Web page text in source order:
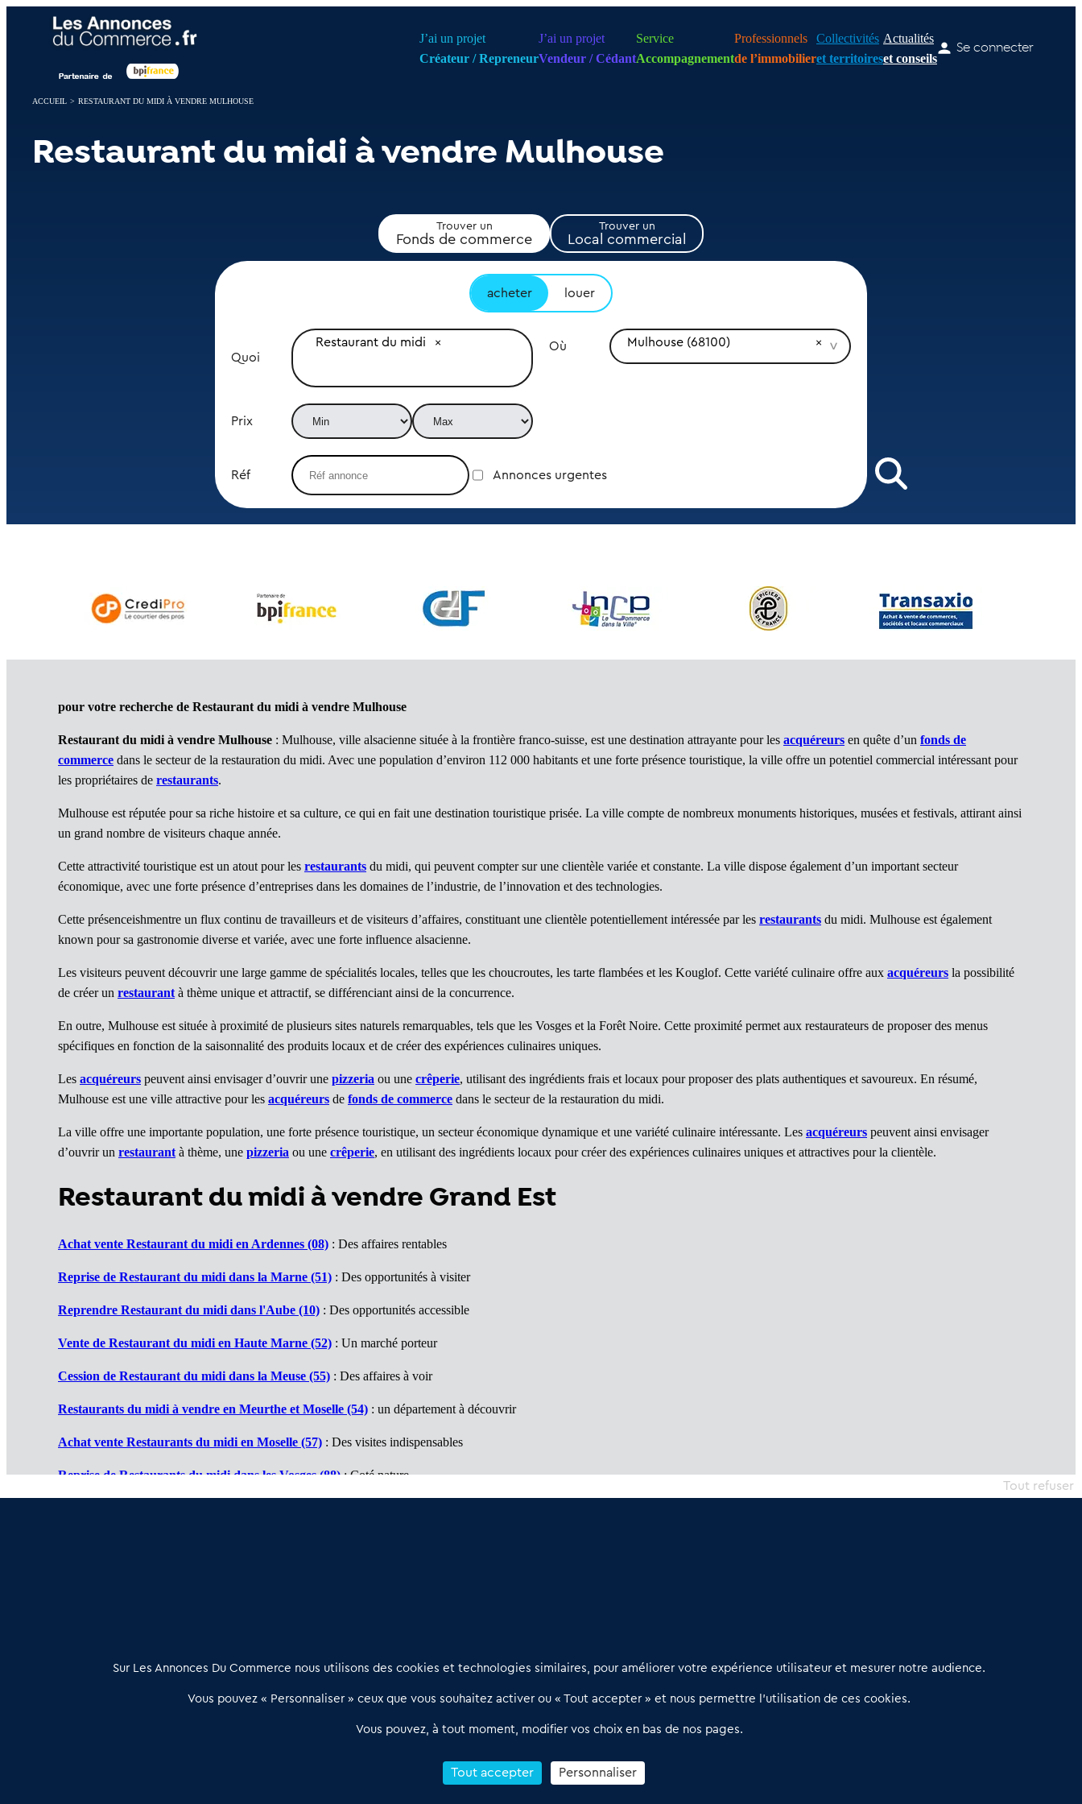
J’ai un projet
Créateur / Repreneur
J’ai un projet
Vendeur / Cédant
Service
Accompagnement
Professionnels
de l’immobilier
Collectivités
et territoires
Actualités
et conseils
Se connecter
ACCUEIL > RESTAURANT DU MIDI À VENDRE MULHOUSE
Restaurant du midi à vendre Mulhouse
Trouver un
Fonds de commerce
Trouver un
Local commercial
acheter louer
Quoi
Restaurant du midi Où Mulhouse (68100)
Prix
Réf Annonces urgentes
pour votre recherche de Restaurant du midi à vendre Mulhouse
Restaurant du midi à vendre Mulhouse : Mulhouse, ville alsacienne située à la frontière franco-suisse, est une destination attrayante pour les acquéreurs en quête d’un fonds de
commerce dans le secteur de la restauration du midi. Avec une population d’environ 112 000 habitants et une forte présence touristique, la ville offre un potentiel commercial intéressant pour
les propriétaires de restaurants.
Mulhouse est réputée pour sa riche histoire et sa culture, ce qui en fait une destination touristique prisée. La ville compte de nombreux monuments historiques, musées et festivals, attirant ainsi
un grand nombre de visiteurs chaque année.
Cette attractivité touristique est un atout pour les restaurants du midi, qui peuvent compter sur une clientèle variée et constante. La ville dispose également d’un important secteur
économique, avec une forte présence d’entreprises dans les domaines de l’industrie, de l’innovation et des technologies.
Cette présenceishmentre un flux continu de travailleurs et de visiteurs d’affaires, constituant une clientèle potentiellement intéressée par les restaurants du midi. Mulhouse est également
known pour sa gastronomie diverse et variée, avec une forte influence alsacienne.
Les visiteurs peuvent découvrir une large gamme de spécialités locales, telles que les choucroutes, les tarte flambées et les Kouglof. Cette variété culinaire offre aux acquéreurs la possibilité
de créer un restaurant à thème unique et attractif, se différenciant ainsi de la concurrence.
En outre, Mulhouse est située à proximité de plusieurs sites naturels remarquables, tels que les Vosges et la Forêt Noire. Cette proximité permet aux restaurateurs de proposer des menus
spécifiques en fonction de la saisonnalité des produits locaux et de créer des expériences culinaires uniques.
Les acquéreurs peuvent ainsi envisager d’ouvrir une pizzeria ou une crêperie, utilisant des ingrédients frais et locaux pour proposer des plats authentiques et savoureux. En résumé,
Mulhouse est une ville attractive pour les acquéreurs de fonds de commerce dans le secteur de la restauration du midi.
La ville offre une importante population, une forte présence touristique, un secteur économique dynamique et une variété culinaire intéressante. Les acquéreurs peuvent ainsi envisager
d’ouvrir un restaurant à thème, une pizzeria ou une crêperie, en utilisant des ingrédients locaux pour créer des expériences culinaires uniques et attractives pour la clientèle.
Restaurant du midi à vendre Grand Est
Achat vente Restaurant du midi en Ardennes (08) : Des affaires rentables
Reprise de Restaurant du midi dans la Marne (51) : Des opportunités à visiter
Reprendre Restaurant du midi dans l'Aube (10) : Des opportunités accessible
Vente de Restaurant du midi en Haute Marne (52) : Un marché porteur
Cession de Restaurant du midi dans la Meuse (55) : Des affaires à voir
Restaurants du midi à vendre en Meurthe et Moselle (54) : un département à découvrir
Achat vente Restaurants du midi en Moselle (57) : Des visites indispensables
Reprise de Restaurants du midi dans les Vosges (88): Coté nature
relation qualifiée conçu pour les acteurs de l’immobilier commercial
02 54 56 03 17
Contactez-nous
Notre solution
Offres Pro
Qui sommes nous ?
Petitscommerces : Un partenariat au service du commerce de
Panneau de gestion des cookies
Sur Les Annonces Du Commerce nous utilisons des cookies et technologies similaires, pour améliorer votre expérience utilisateur et mesurer notre audience.
Vous pouvez « Personnaliser » ceux que vous souhaitez activer ou « Tout accepter » et nous permettre l’utilisation de ces cookies.
Vous pouvez, à tout moment, modifier vos choix en bas de nos pages.
Tout accepter
Tout refuser
Personnaliser